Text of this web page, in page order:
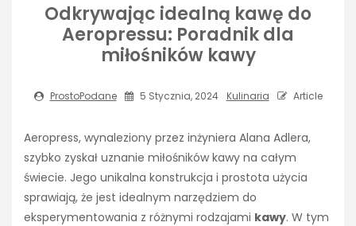
Odkrywając idealną kawę do
Aeropressu: Poradnik dla
miłośników kawy
ProstoPodane 5 Stycznia, 2024 Kulinaria Article
Aeropress, wynaleziony przez inżyniera Alana Adlera,
szybko zyskał uznanie miłośników kawy na całym
świecie. Jego unikalna konstrukcja i prostota użycia
sprawiają, że jest idealnym narzędziem do
eksperymentowania z różnymi rodzajami kawy. W tym